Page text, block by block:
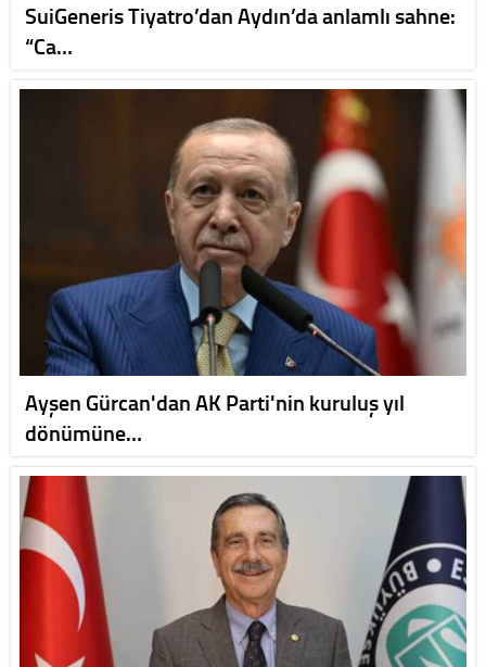
SuiGeneris Tiyatro’dan Aydın’da anlamlı sahne:
“Ca…
Ayşen Gürcan'dan AK Parti'nin kuruluş yıl
dönümüne…